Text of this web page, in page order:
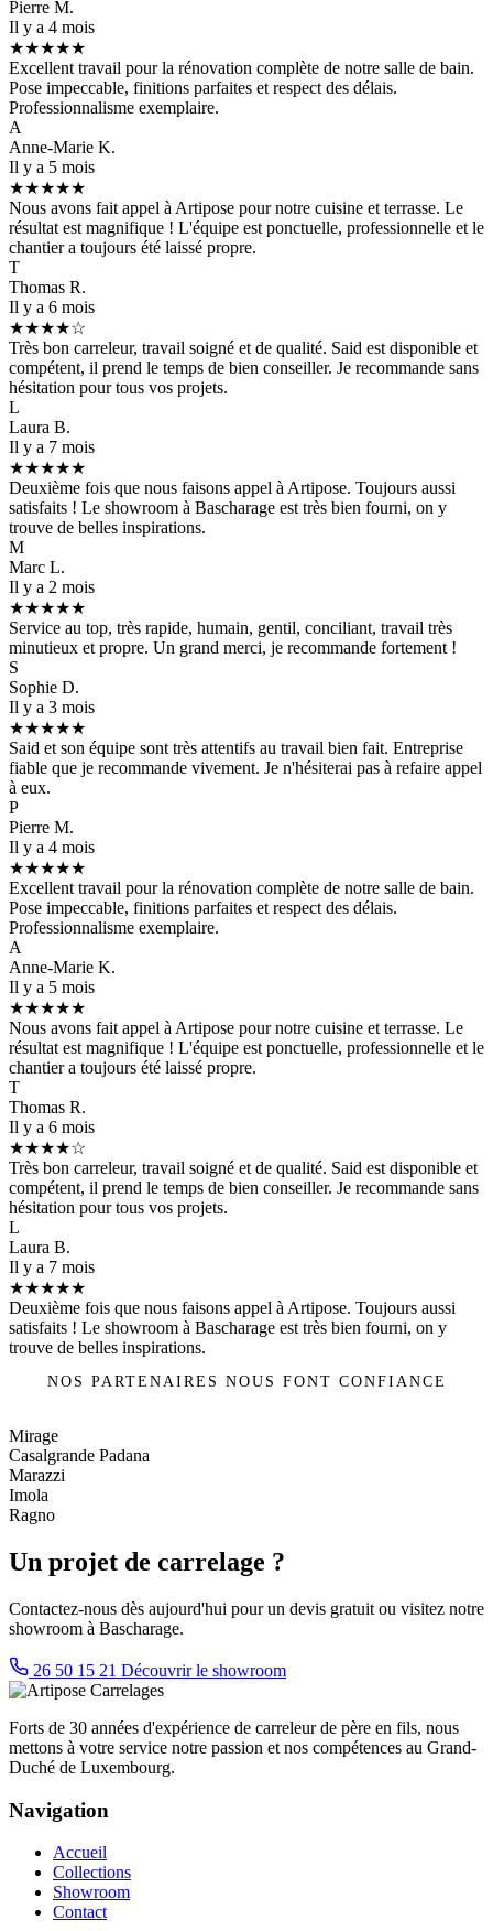
Pierre M.
Il y a 4 mois
★★★★★
Excellent travail pour la rénovation complète de notre salle de bain.
Pose impeccable, finitions parfaites et respect des délais.
Professionnalisme exemplaire.
A
Anne-Marie K.
Il y a 5 mois
★★★★★
Nous avons fait appel à Artipose pour notre cuisine et terrasse. Le
résultat est magnifique ! L'équipe est ponctuelle, professionnelle et le
chantier a toujours été laissé propre.
T
Thomas R.
Il y a 6 mois
★★★★☆
Très bon carreleur, travail soigné et de qualité. Said est disponible et
compétent, il prend le temps de bien conseiller. Je recommande sans
hésitation pour tous vos projets.
L
Laura B.
Il y a 7 mois
★★★★★
Deuxième fois que nous faisons appel à Artipose. Toujours aussi
satisfaits ! Le showroom à Bascharage est très bien fourni, on y
trouve de belles inspirations.
M
Marc L.
Il y a 2 mois
★★★★★
Service au top, très rapide, humain, gentil, conciliant, travail très
minutieux et propre. Un grand merci, je recommande fortement !
S
Sophie D.
Il y a 3 mois
★★★★★
Said et son équipe sont très attentifs au travail bien fait. Entreprise
fiable que je recommande vivement. Je n'hésiterai pas à refaire appel
à eux.
P
Pierre M.
Il y a 4 mois
★★★★★
Excellent travail pour la rénovation complète de notre salle de bain.
Pose impeccable, finitions parfaites et respect des délais.
Professionnalisme exemplaire.
A
Anne-Marie K.
Il y a 5 mois
★★★★★
Nous avons fait appel à Artipose pour notre cuisine et terrasse. Le
résultat est magnifique ! L'équipe est ponctuelle, professionnelle et le
chantier a toujours été laissé propre.
T
Thomas R.
Il y a 6 mois
★★★★☆
Très bon carreleur, travail soigné et de qualité. Said est disponible et
compétent, il prend le temps de bien conseiller. Je recommande sans
hésitation pour tous vos projets.
L
Laura B.
Il y a 7 mois
★★★★★
Deuxième fois que nous faisons appel à Artipose. Toujours aussi
satisfaits ! Le showroom à Bascharage est très bien fourni, on y
trouve de belles inspirations.
NOS PARTENAIRES NOUS FONT CONFIANCE
Mirage
Casalgrande Padana
Marazzi
Imola
Ragno
Un projet de carrelage ?
Contactez-nous dès aujourd'hui pour un devis gratuit ou visitez notre
showroom à Bascharage.
26 50 15 21 Découvrir le showroom
Forts de 30 années d'expérience de carreleur de père en fils, nous
mettons à votre service notre passion et nos compétences au Grand-
Duché de Luxembourg.
Navigation
Accueil
Collections
Showroom
Contact